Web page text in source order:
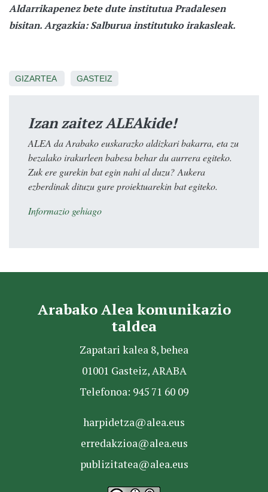
Aldarrikapenez bete dute institutua Pradalesen
bisitan. Argazkia: Salburua institutuko irakasleak.
GIZARTEA GASTEIZ
Izan zaitez ALEAkide!
ALEA da Arabako euskarazko aldizkari bakarra, eta zu
bezalako irakurleen babesa behar du aurrera egiteko.
Zuk ere gurekin bat egin nahi al duzu? Aukera
ezberdinak dituzu gure proiektuarekin bat egiteko.
Informazio gehiago
Arabako Alea komunikazio
taldea
Zapatari kalea 8, behea
01001 Gasteiz, ARABA
Telefonoa: 945 71 60 09
harpidetza@alea.eus
erredakzioa@alea.eus
publizitatea@alea.eus